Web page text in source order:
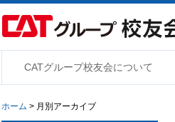
CATグループ校友会について
ホーム > 月別アーカイブ